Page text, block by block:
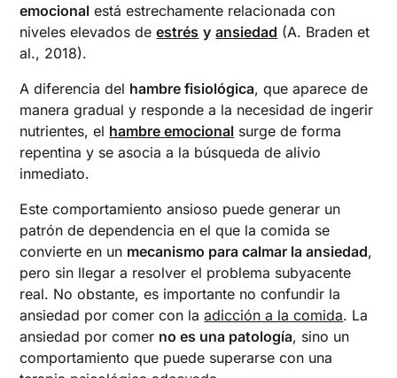
emocional está estrechamente relacionada con
niveles elevados deestrés y ansiedad (A. Braden et
al., 2018).
A diferencia del hambre fisiológica, que aparece de
manera gradual y responde a la necesidad de ingerir
nutrientes, el hambre emocional surge de forma
repentina y se asocia a la búsqueda de alivio
inmediato.
Este comportamiento ansioso puede generar un
patrón de dependencia en el que la comida se
convierte en un mecanismo para calmar la ansiedad,
pero sin llegar a resolver el problema subyacente
real. No obstante, es importante no confundir la
ansiedad por comer con laadicción a la comida. La
ansiedad por comer no es una patología, sino un
comportamiento que puede superarse con una